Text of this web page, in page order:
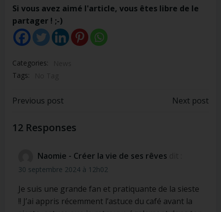
Si vous avez aimé l'article, vous êtes libre de le
partager ! ;-)
Categories:
Tags:
Post
navigation
Previous post Next post
12 Responses
Naomie - Créer la vie de ses rêves
30 septembre 2024 à 12h02
Je suis une grande fan et pratiquante de la sieste
!! J’ai appris récemment l’astuce du café avant la